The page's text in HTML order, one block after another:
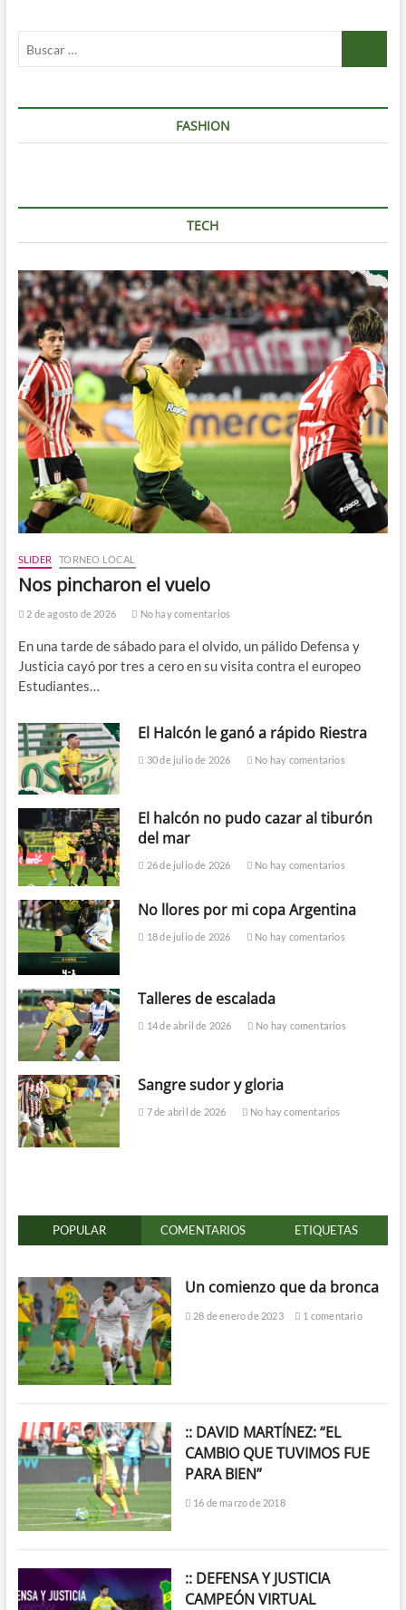
FASHION
TECH
SLIDER TORNEO LOCAL
Nos pincharon el vuelo
2 de agosto de 2026 No hay comentarios
En una tarde de sábado para el olvido, un pálido Defensa y
Justicia cayó por tres a cero en su visita contra el europeo
Estudiantes…
El Halcón le ganó a rápido Riestra
30 de julio de 2026 No hay comentarios
El halcón no pudo cazar al tiburón
del mar
26 de julio de 2026 No hay comentarios
No llores por mi copa Argentina
18 de julio de 2026 No hay comentarios
Talleres de escalada
14 de abril de 2026 No hay comentarios
Sangre sudor y gloria
7 de abril de 2026 No hay comentarios
POPULAR COMENTARIOS ETIQUETAS
Un comienzo que da bronca
28 de enero de 2023 1 comentario
:: DAVID MARTÍNEZ: “EL
CAMBIO QUE TUVIMOS FUE
PARA BIEN”
16 de marzo de 2018
:: DEFENSA Y JUSTICIA
CAMPEÓN VIRTUAL